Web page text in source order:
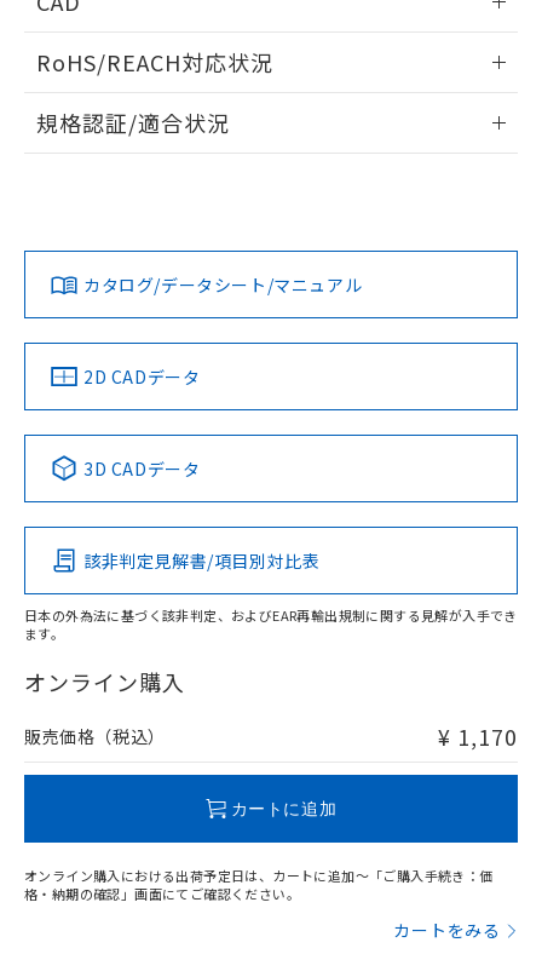
ドすることができます。
ログイン/会員登録
ダウンロードデータをご利用いただく前に、以下を必ずお読
みください。
ソフトウェアの使用条件
RoHS/REACH対応状況
EU RoHS 注意事項・凡例
対応済み
中国 RoHS 注意事項・凡例
Pb Hg Cd Cr(VI)
O
在庫等で未対応品が混在する可能性があります。
問い合わせください。
規格認証/適合状況
LR型式承認
（イギリス
船舶規格）
DNV型式承認
（ノルウェー
BV型式承認
（フランス
KR型式
（韓国
No No No No
この製品の規格認証/適合状況ページへ
その他の認証はこちらのページからご検索ください
カタログ/データシート/マニュアル
2D CADデータ
3D CADデータ
該非判定見解書/項目別対比表
日本の外為法に基づく該非判定、およびEAR再輸出規制に関する見解が入手でき
ます。
オンライン購入
販売価格（税込） ¥ 1,170
カートに追加
オンライン購入における出荷予定日は、カートに追加～「ご購入手続き：価
格・納期の確認」画面にてご確認ください。
カートをみる
お客様が当ウェブサイト上で当社にご
登録された部品リストについて、当社
および当社の共同利用者が、当社の製
引・商談に必要な範囲で利用すること
をご了承ください。
指します。
下記の非含有証明書をダウンロードするこ
とができます。
るもので、過去に遡って非含有を証明する
ものではありません。
また、RoHS指令のフタル酸エステル類４
物質の対応では、対応完了までの期間は出
荷製品に未対応品が混在することから備考
欄に対応日を記載しておりました。
す。
合意する